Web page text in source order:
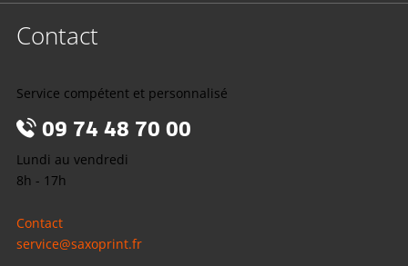
Contact
Service compétent et personnalisé
09 74 48 70 00
Lundi au vendredi
8h - 17h
Contact
service@saxoprint.fr